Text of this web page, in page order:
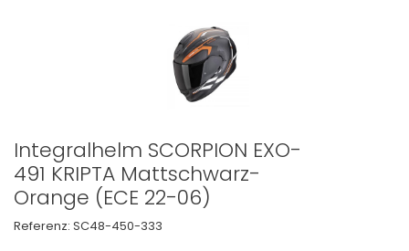
Integralhelm SCORPION EXO-
491 KRIPTA Mattschwarz-
Orange (ECE 22-06)
Referenz: SC48-450-333